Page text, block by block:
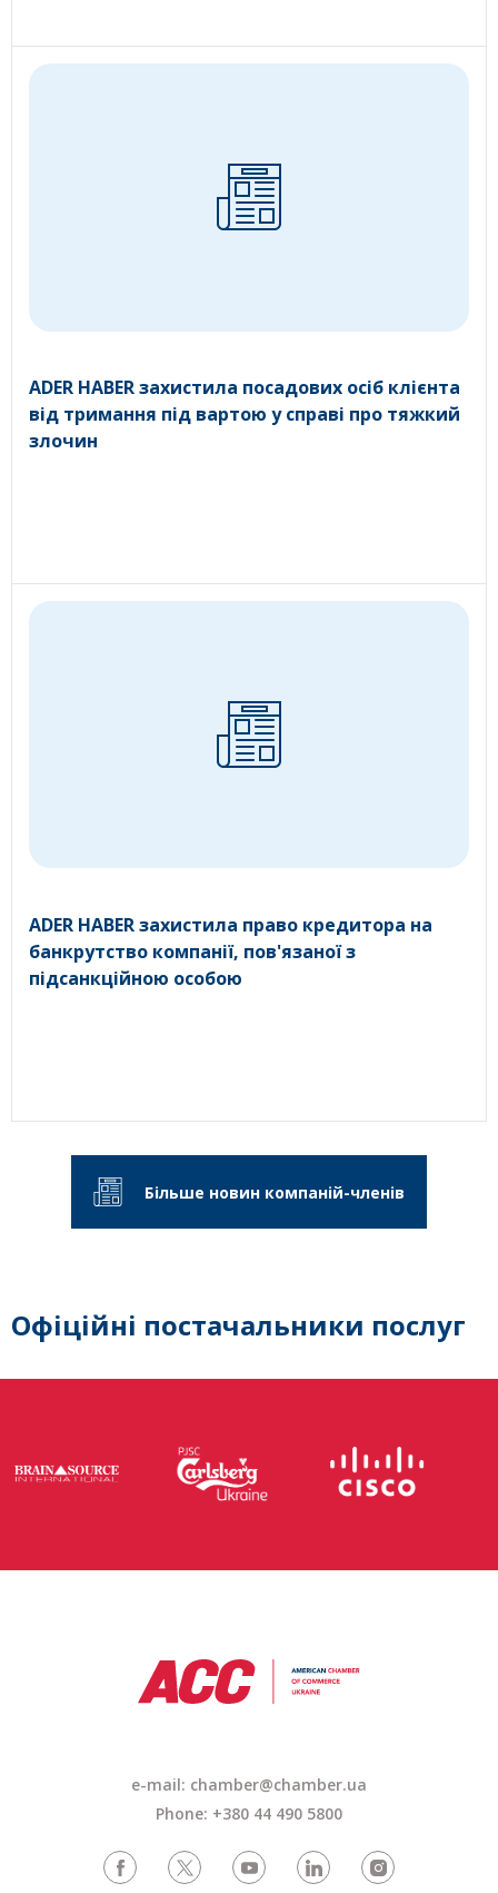
ADER HABER захистила посадових осіб клієнта
від тримання під вартою у справі про тяжкий
злочин
ADER HABER захистила право кредитора на
банкрутство компанії, пов'язаної з
підсанкційною особою
Більше новин компаній-членів
Офіційні постачальники послуг
e-mail: chamber@chamber.ua
Phone: +380 44 490 5800